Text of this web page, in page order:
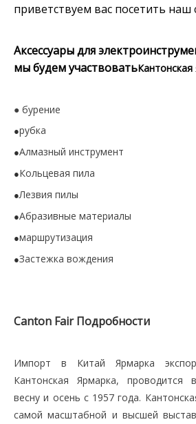
приветствуем вас посетить наш
Аксессуары для
мы будем участвовать
● бурение
●рубка
●Алмазный инструмент
●Кольцевая пила
●Лезвия пилы
●Абразивные материалы
●маршрутизация
●Застежка вождения
Canton Fair Подробности
Импорт в Китай Ярмарка
Кантонская Ярмарка, проводится
весну и осень с 1957 года.
самой масштабной и высшей